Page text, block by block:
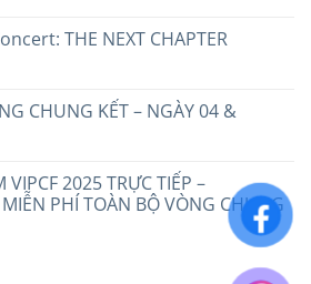
THE NEXT CHAPTER
CHUNG KẾT – NGÀY 04 &
VIPCF 2025 TRỰC TIẾP –
MIỄN PHÍ TOÀN BỘ VÒNG CHUNG